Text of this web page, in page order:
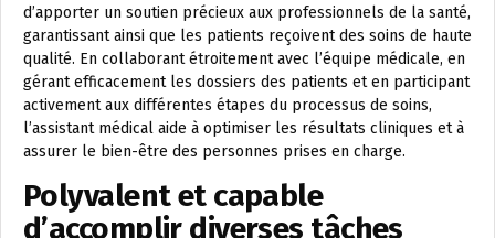
d’apporter un soutien précieux aux professionnels de la santé,
garantissant ainsi que les patients reçoivent des soins de haute
qualité. En collaborant étroitement avec l’équipe médicale, en
gérant efficacement les dossiers des patients et en participant
activement aux différentes étapes du processus de soins,
l’assistant médical aide à optimiser les résultats cliniques et à
assurer le bien-être des personnes prises en charge.
Polyvalent et capable
d’accomplir diverses tâches